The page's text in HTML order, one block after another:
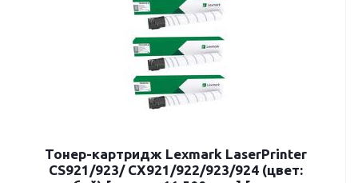
Тонер-картридж Lexmark LaserPrinter
CS921/923/ CX921/922/923/924 (цвет: